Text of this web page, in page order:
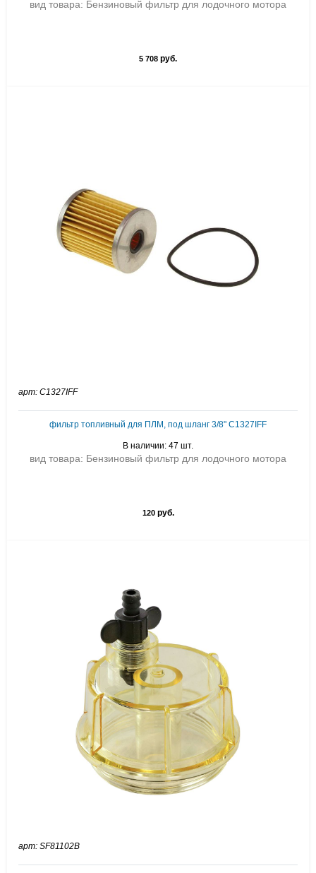
вид товара: Бензиновый фильтр для лодочного мотора
5 708 руб.
арт: C1327IFF
фильтр топливный для ПЛМ, под шланг 3/8" C1327IFF
В наличии: 47 шт.
вид товара: Бензиновый фильтр для лодочного мотора
120руб.
арт: SF81102B